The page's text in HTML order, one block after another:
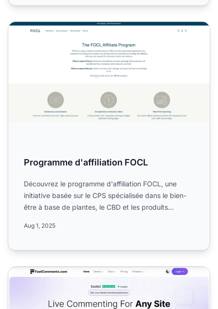
Programme d'affiliation FOCL
Programme d'affiliation FOCL
Découvrez le programme d'affiliation FOCL, une
initiative basée sur le CPS spécialisée dans le bien-
être à base de plantes, le CBD et les produits
Aug 1, 2025
Programme d’affiliation FastComments